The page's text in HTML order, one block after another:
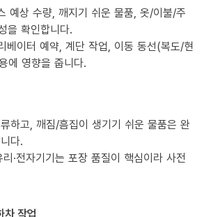
예상 수량, 깨지기 쉬운 물품, 옷/이불/주
을 확인합니다.
베이터 예약, 계단 작업, 이동 동선(복도/현
에 영향을 줍니다.
하고, 깨짐/흠집이 생기기 쉬운 물품은 완
다.
·전자기기는 포장 품질이 핵심이라 사전
차 작업